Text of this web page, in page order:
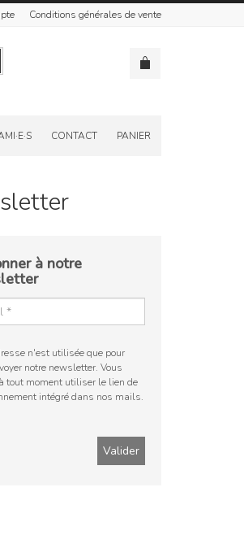
Conditions générales de vente
CONTACT PANIER
à notre
n'est utilisée que pour
notre newsletter. Vous
tout moment utiliser le lien de
intégré dans nos mails.